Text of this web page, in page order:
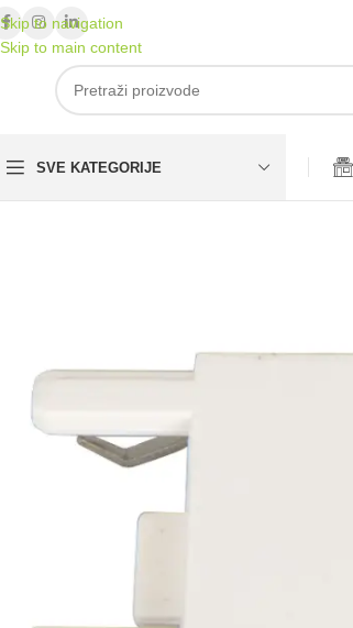
Skip to navigation
Skip to main content
SVE KATEGORIJE